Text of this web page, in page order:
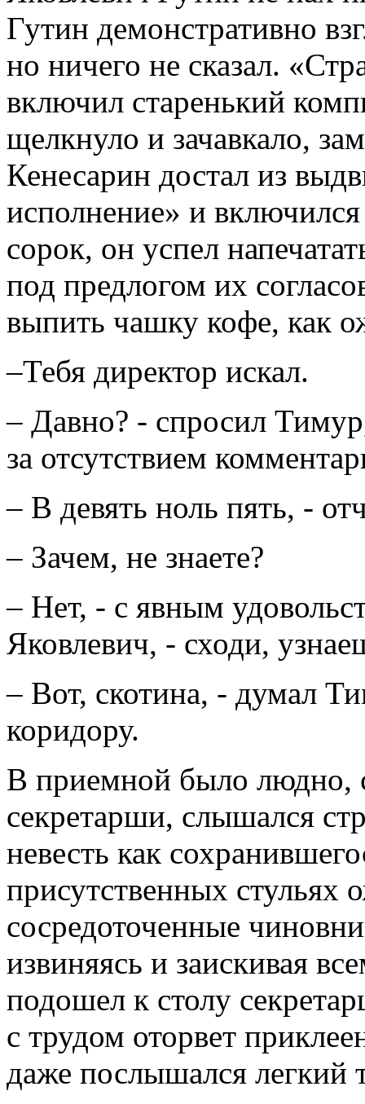
Гутин демонстративно
но ничего не сказал.
включил старенький
щелкнуло и зачавкало,
Кенесарин достал из
исполнение» и
сорок, он успел
под предлогом их
выпить чашку кофе, как
–Тебя директор искал.
– Давно? - спросил
за отсутствием
– В девять ноль пять, -
– Зачем, не знаете?
– Нет, - с явным
Яковлевич, - сходи,
– Вот, скотина, - думал
коридору.
В приемной было людно,
секретарши, слышался
невесть как
присутственных стульях
сосредоточенные
извиняясь и заискивая
подошел к столу
с трудом оторвет
даже послышался легкий